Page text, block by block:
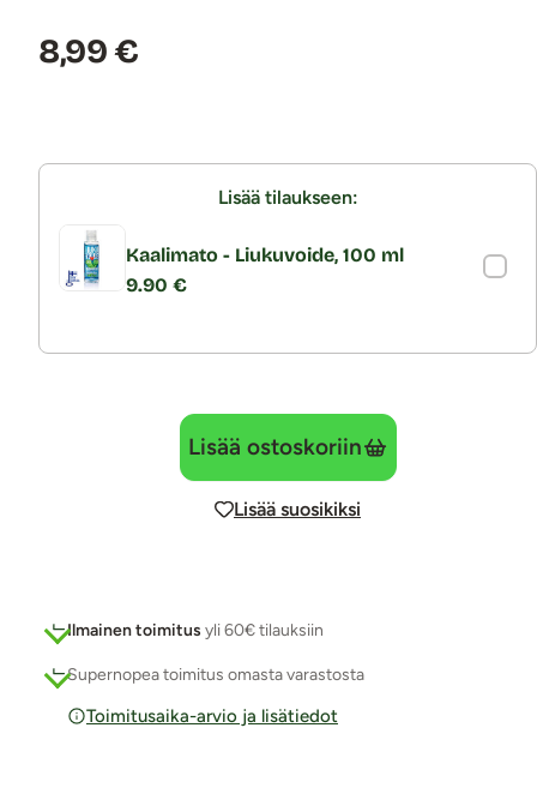
Hinta:
8,99 €
Lisää tilaukseen:
Kaalimato - Liukuvoide, 100 ml
9.90 €
Lisää ostoskoriin
Lisää suosikiksi
Ilmainen toimitus yli 60€ tilauksiin
Supernopea toimitus omasta varastosta
Toimitusaika-arvio ja lisätiedot